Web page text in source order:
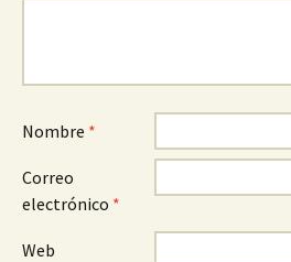
Nombre *
Correo
electrónico *
Web